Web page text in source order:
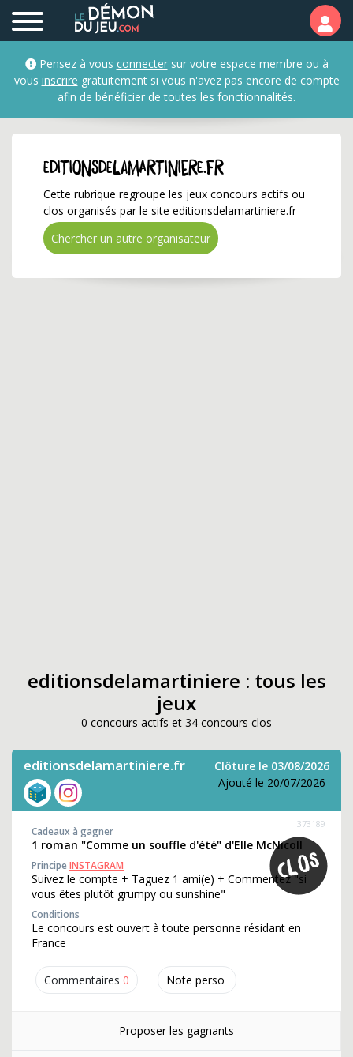
Pensez à vous connectersur votre espace membre ou à
vous inscrire gratuitement si vous n'avez pas encore de compte
afin de bénéficier de toutes les fonctionnalités.
editionsdelamartiniere.fr
Cette rubrique regroupe les jeux concours actifs ou
clos organisés par le site editionsdelamartiniere.fr
Chercher un autre organisateur
editionsdelamartiniere : tous les
jeux
0 concours actifs et 34 concours clos
editionsdelamartiniere.fr
Clôture le 03/08/2026
Ajouté le 20/07/2026
Commentaires 0 Note perso
373189
Cadeaux à gagner
1 roman "Comme un souffle d'été" d'Elle McNicoll
PrincipeINSTAGRAM
Suivez le compte + Taguez 1 ami(e) + Commentez "si
vous êtes plutôt grumpy ou sunshine"
Conditions
Le concours est ouvert à toute personne résidant en
France
Proposer les gagnants